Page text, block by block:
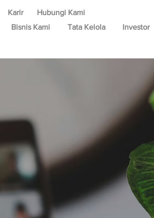
Karir
Hubungi Kami
Bisnis Kami Tata Kelola Investor